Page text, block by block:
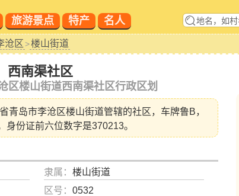
旅游景点 特产 名人
沧区 >楼山街道
西南渠社区
区楼山街道西南渠社区行政区划
青岛市李沧区楼山街道管辖的社区，车牌鲁B，
份证前六位数字是370213。
隶属： 楼山街道
区号： 0532